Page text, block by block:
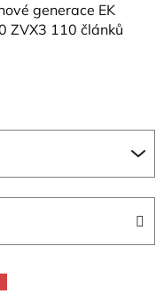
generace EK
ZVX3 110 článků